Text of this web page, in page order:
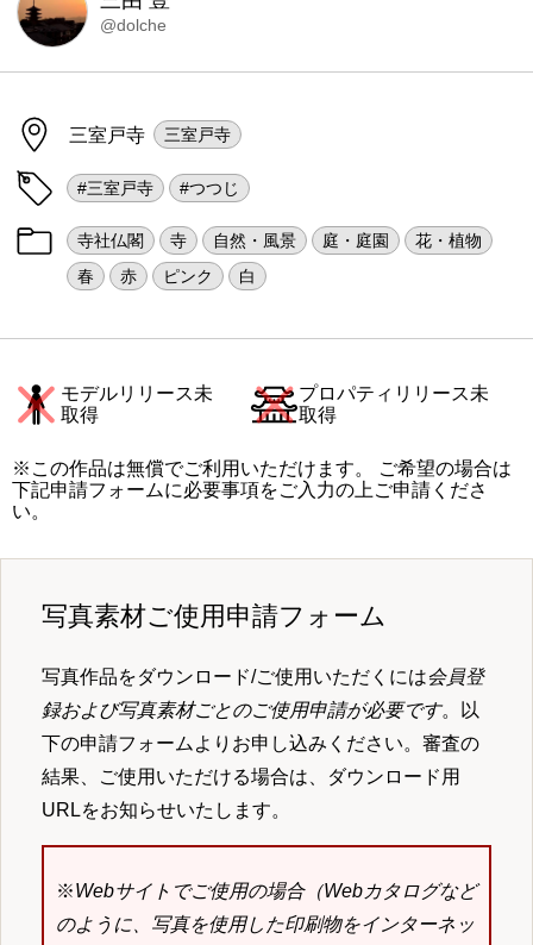
@dolche
三室戸寺 三室戸寺
#三室戸寺 #つつじ
寺社仏閣 寺 自然・風景 庭・庭園
花・植物
春
赤 ピンク 白
モデルリリース未
取得
プロパティリリース未
取得
※この作品は無償でご利用いただけます。 ご希望の場合は
下記申請フォームに必要事項をご入力の上ご申請くださ
い。
写真素材ご使用申請フォーム
写真作品をダウンロード/ご使用いただくには会員登
録および写真素材ごとのご使用申請が必要です。以
下の申請フォームよりお申し込みください。審査の
結果、ご使用いただける場合は、ダウンロード用
URLをお知らせいたします。
※Webサイトでご使用の場合（Webカタログなど
のように、写真を使用した印刷物をインターネッ